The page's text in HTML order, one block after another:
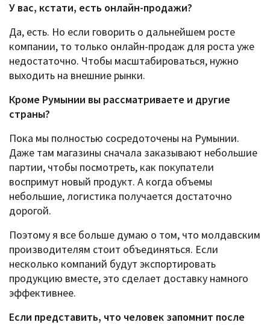
У вас, кстати, есть онлайн-продажи?
Да, есть. Но если говорить о дальнейшем росте
компании, то только онлайн-продаж для роста уже
недостаточно. Чтобы масштабироваться, нужно
выходить на внешние рынки.
Кроме Румынии вы рассматриваете и другие
страны?
Пока мы полностью сосредоточены на Румынии.
Даже там магазины сначала заказывают небольшие
партии, чтобы посмотреть, как покупатели
воспримут новый продукт. А когда объемы
небольшие, логистика получается достаточно
дорогой.
Поэтому я все больше думаю о том, что молдавским
производителям стоит объединяться. Если
несколько компаний будут экспортировать
продукцию вместе, это сделает доставку намного
эффективнее.
Если представить, что человек запомнит после